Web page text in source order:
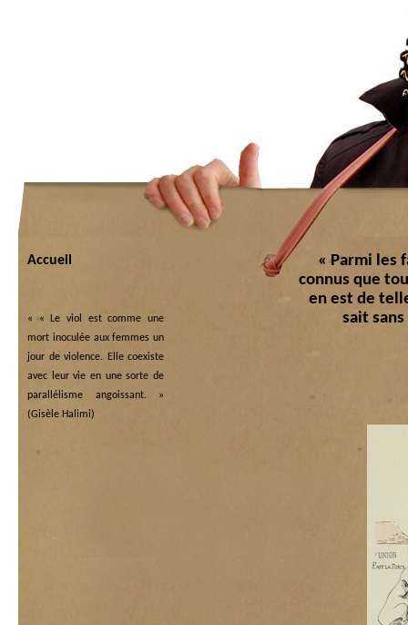
Accueil
« Parmi les
connus que
en est de
sait
«« Le viol est comme une
mort inoculée aux femmes un
jour de violence. Elle coexiste
avec leur vie en une sorte de
parallélisme angoissant. »
(Gisèle Halimi)